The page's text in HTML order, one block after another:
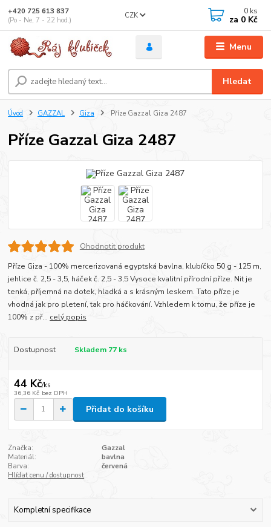
Menu
CZK
Hledat
+420 725 613 837
(Po - Ne, 7 - 22 hod.)
0 ks
za 0 Kč
Úvod GAZZAL Giza Příze Gazzal Giza 2487
Příze Gazzal Giza 2487
Ohodnotit produkt
Příze Giza - 100% mercerizovaná egyptská bavlna, klubíčko 50 g - 125 m,
jehlice č. 2,5 - 3,5, háček č. 2,5 - 3,5 Vysoce kvalitní přírodní příze. Nit je
tenká, příjemná na dotek, hladká a s krásným leskem. Tato příze je
vhodná jak pro pletení, tak pro háčkování. Vzhledem k tomu, že příze je
100% z př... celý popis
Dostupnost Skladem 77 ks
44 Kč/ks
36,36 Kč bez DPH
Přidat do košíku
Značka:
Gazzal
Materiál:
bavlna
Barva:
červená
Hlídat cenu / dostupnost
Kompletní specifikace